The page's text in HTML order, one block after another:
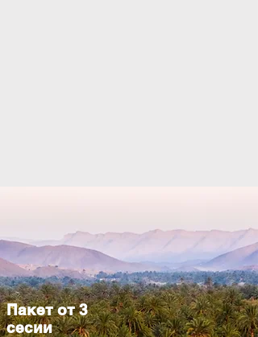
Пакет от 3
сесии